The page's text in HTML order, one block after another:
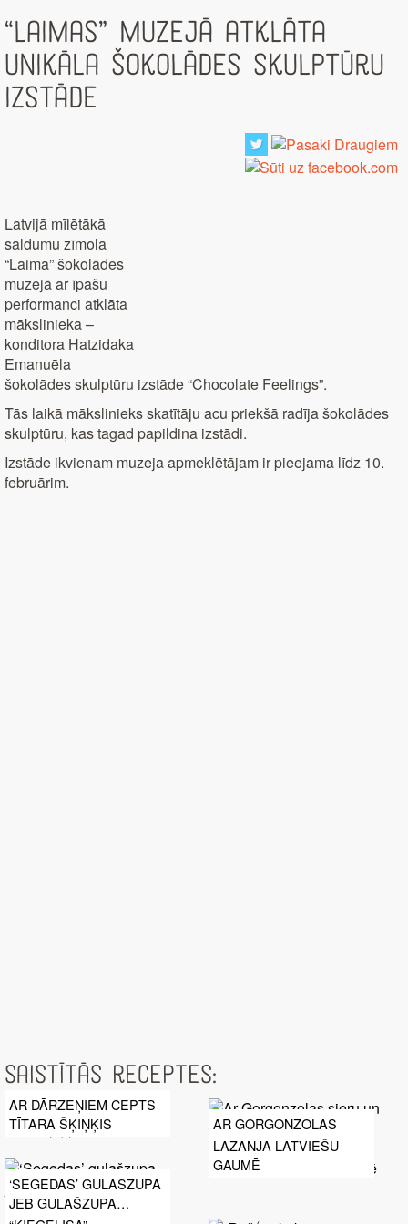
“Laimas” muzejā atklāta
unikāla šokolādes skulptūru
izstāde
Latvijā mīlētākā
saldumu zīmola
“Laima” šokolādes
muzejā ar īpašu
performanci atklāta
mākslinieka –
konditora Hatzidaka
Emanuēla
šokolādes skulptūru izstāde “Chocolate Feelings”.
Tās laikā mākslinieks skatītāju acu priekšā radīja šokolādes
skulptūru, kas tagad papildina izstādi.
Izstāde ikvienam muzeja apmeklētājam ir pieejama līdz 10.
februārim.
Saistītās receptes:
AR DĀRZEŅIEM CEPTS
TĪTARA ŠĶIŅĶIS
AR GORGONZOLAS
SIERU UN
VALRIEKSTIEM PILDĪTI
‘SEGEDAS’ GULAŠZUPA
JEB GULAŠZUPA
LAZANJA LATVIEŠU
GAUMĒ